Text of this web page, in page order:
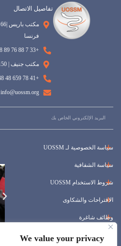
We value your privacy
تفاصيل الاتصال
فرنسا
+33 7 88 76 89 88
مكتب جنيف | 150 طريق فيرني، 1211 جنيف، سويسرا
+41 78 659 48 48
info@uossm.org
سياسة الخصوصية لـ UOSSM
سياسة الشفافية
شروط الاستخدام UOSSM
الاقتراحات والشكاوى
وظائف شاغرة